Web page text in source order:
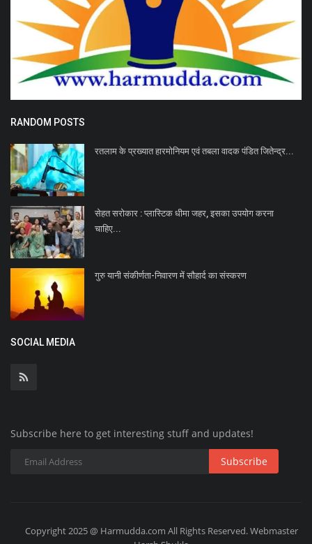
RANDOM POSTS
रतलाम के प्रख्यात हारमोनियम एवं तबला वादक पंडित जितेन्द्र...
सेहत सरोकार : प्लास्टिक धीमा जहर, इसका उपयोग करना
चाहिए...
गुरु यानी संकीर्णता-निवारण में सौहार्द का संस्करण
SOCIAL MEDIA
Subscribe here to get interesting stuff and updates!
Subscribe
Copyright 2025 @ Harmudda.com All Rights Reserved. Webmaster